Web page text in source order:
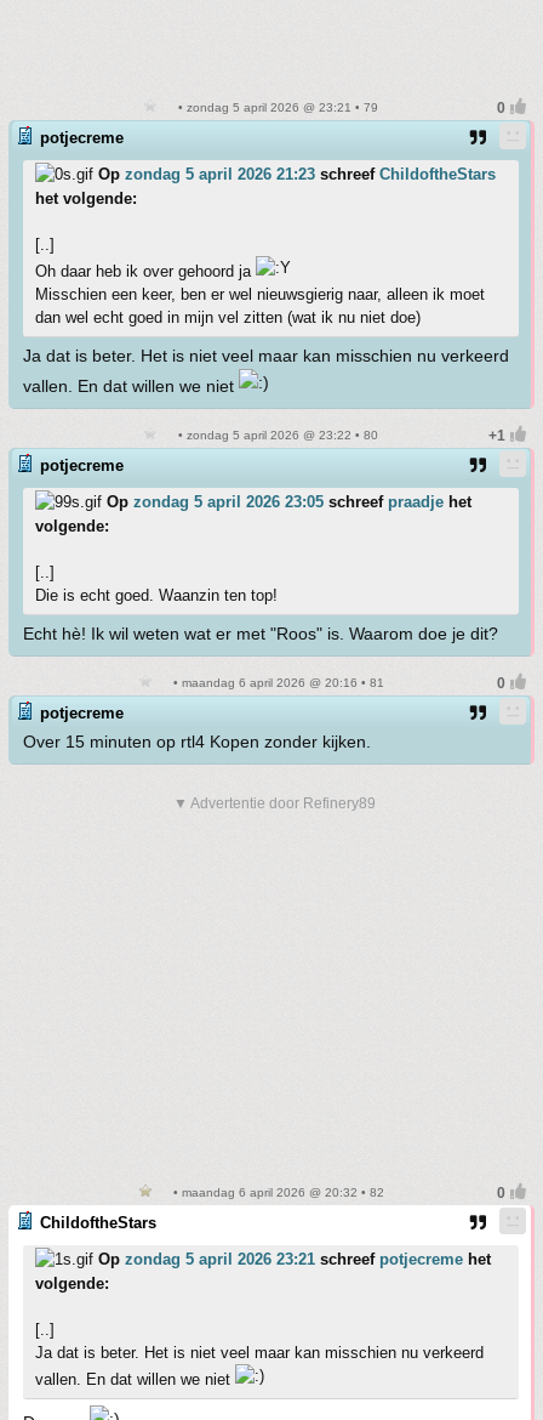
• zondag 5 april 2026 @ 23:21 • 79
potjecreme
Op zondag 5 april 2026 21:23 schreef ChildoftheStars
het volgende:
[..]
Oh daar heb ik over gehoord ja
Misschien een keer, ben er wel nieuwsgierig naar, alleen ik moet
dan wel echt goed in mijn vel zitten (wat ik nu niet doe)
Ja dat is beter. Het is niet veel maar kan misschien nu verkeerd
vallen. En dat willen we niet
• zondag 5 april 2026 @ 23:22 • 80
potjecreme
Op zondag 5 april 2026 23:05 schreef praadje het
volgende:
[..]
Die is echt goed. Waanzin ten top!
Echt hè! Ik wil weten wat er met "Roos" is. Waarom doe je dit?
• maandag 6 april 2026 @ 20:16 • 81
potjecreme
Over 15 minuten op rtl4 Kopen zonder kijken.
▼ Advertentie door Refinery89
• maandag 6 april 2026 @ 20:32 • 82
ChildoftheStars
Op zondag 5 april 2026 23:21 schreef potjecreme het
volgende:
[..]
Ja dat is beter. Het is niet veel maar kan misschien nu verkeerd
vallen. En dat willen we niet